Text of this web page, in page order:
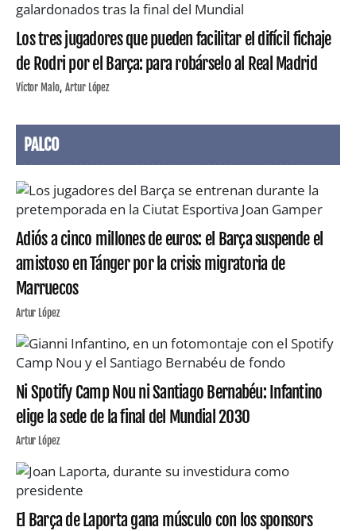
Los tres jugadores que pueden facilitar el difícil fichaje
de Rodri por el Barça: para robárselo al Real Madrid
Víctor Malo Artur López
PALCO
Adiós a cinco millones de euros: el Barça suspende el
amistoso en Tánger por la crisis migratoria de
Marruecos
Artur López
Ni Spotify Camp Nou ni Santiago Bernabéu: Infantino
elige la sede de la final del Mundial 2030
Artur López
El Barça de Laporta gana músculo con los sponsors